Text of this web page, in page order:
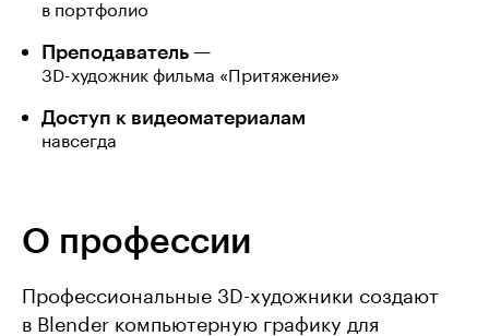
в портфолио
Преподаватель —
3D-художник фильма «Притяжение»
Доступ к видеоматериалам
навсегда
О профессии
Профессиональные 3D-художники создают
в Blender компьютерную графику для